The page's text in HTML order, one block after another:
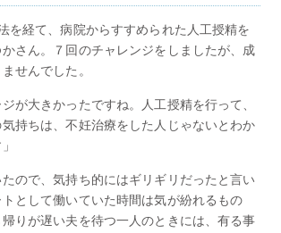
を経て、病院からすすめられた人工授精を
さん。７回のチャレンジをしましたが、成
せんでした。
ジが大きかったですね。人工授精を行って、
持ちは、不妊治療をした人じゃないとわか
ので、気持ち的にはギリギリだったと言い
として働いていた時間は気が紛れるもの
りが遅い夫を待つ一人のときには、有る事